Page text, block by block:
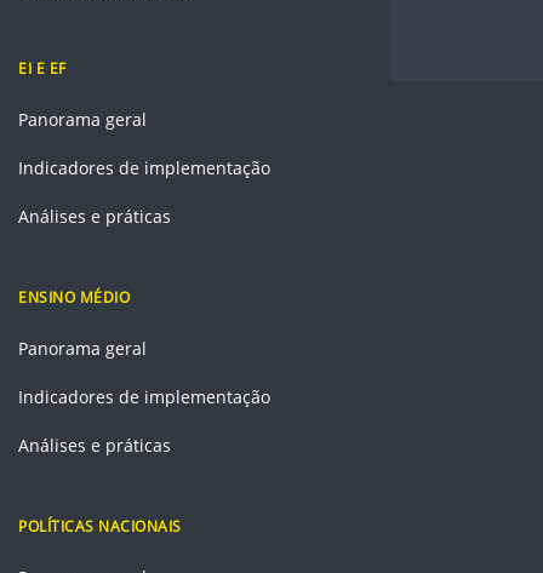
EI E EF
Panorama geral
Indicadores de implementação
Análises e práticas
ENSINO MÉDIO
Panorama geral
Indicadores de implementação
Análises e práticas
POLÍTICAS NACIONAIS